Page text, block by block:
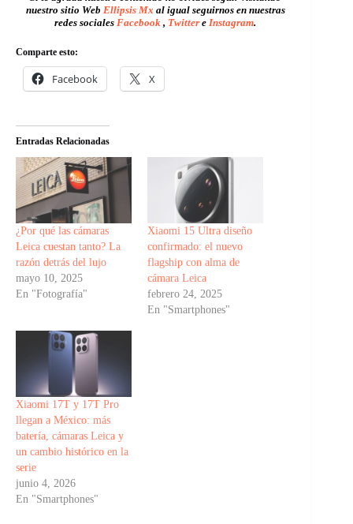
nuestro sitio Web Ellipsis Mx al igual seguirnos en nuestras
redes sociales Facebook , Twitter e Instagram.
Comparte esto:
Facebook X
Entradas Relacionadas
¿Por qué las cámaras
Leica cuestan tanto? La
razón detrás del lujo
mayo 10, 2025
En "Fotografía"
Xiaomi 15 Ultra diseño
confirmado: el nuevo
flagship con alma de
cámara Leica
febrero 24, 2025
En "Smartphones"
Xiaomi 17T y 17T Pro
llegan a México: más
batería, cámaras Leica y
un cambio histórico en la
serie
junio 4, 2026
En "Smartphones"